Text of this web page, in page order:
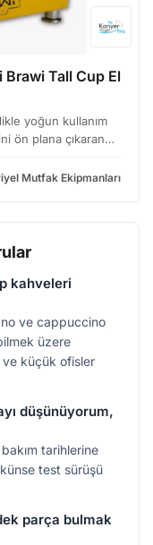
Tall Cup El
yoğun kullanım
ön plana çıkaran
Mutfak Ekipmanları
kahveleri
ve cappuccino
üzere
ve küçük ofisler
düşünüyorum,
bakım tarihlerine
test sürüşü
parça bulmak